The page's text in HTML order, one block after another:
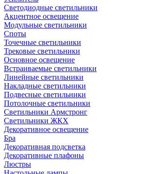
Светодиодные светильники
Акцентное освещение
Модульные светильники
Споты
Точечные светильники
Трековые светильники
Основное освещение
Встраиваемые светильники
Линейные светильники
Накладные светильники
Подвесные светильники
Потолочные светильники
Светильники Армстронг
Светильники ЖКХ
Декоративное освещение
Бра
Декоративная подсветка
Декоративные плафоны
Люстры